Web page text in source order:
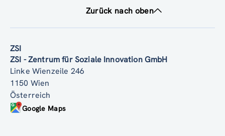
Zurück nach oben
ZSI
ZSI - Zentrum für Soziale Innovation GmbH
Linke Wienzeile 246
1150 Wien
Österreich
Google Maps